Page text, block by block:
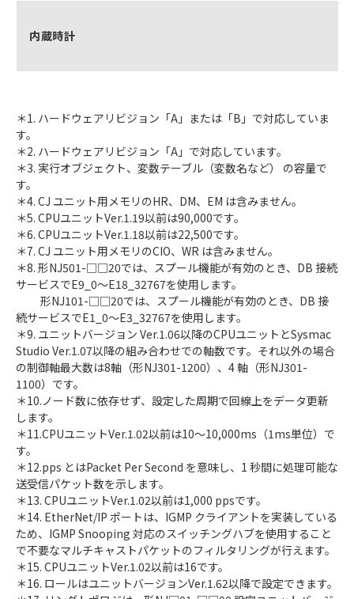
内蔵時計
＊1. ハードウェアリビジョン「A」または「B」で対応していま
す。
＊2. ハードウェアリビジョン「A」で対応しています。
＊3. 実行オブジェクト、変数テーブル（変数名など） の容量で
す。
＊4. CJ ユニット用メモリのHR、DM、EM は含みません。
＊5. CPUユニットVer.1.19以前は90,000です。
＊6. CPUユニットVer.1.18以前は22,500です。
＊7. CJ ユニット用メモリのCIO、WR は含みません。
＊8. 形NJ501-□□20では、スプール機能が有効のとき、DB 接続
サービスでE9_0～E18_32767を使用します。
形NJ101-□□20では、スプール機能が有効のとき、DB 接
続サービスでE1_0～E3_32767を使用します。
＊9. ユニットバージョン Ver.1.06以降のCPUユニットとSysmac
Studio Ver.1.07以降の組み合わせでの軸数です。それ以外の場合
の制御軸最大数は8軸（形NJ301-1200）、4 軸（形NJ301-
1100）です。
＊10.ノード数に依存せず、設定した周期で回線上をデータ更新
します。
＊11.CPUユニットVer.1.02以前は10～10,000ms（1ms単位）で
す。
＊12.pps とはPacket Per Second を意味し、1 秒間に処理可能な
送受信パケット数を示します。
＊13. CPUユニットVer.1.02以前は1,000 ppsです。
＊14. EtherNet/IP ポートは、IGMP クライアントを実装している
ため、IGMP Snooping 対応のスイッチングハブを使用すること
で不要なマルチキャストパケットのフィルタリングが行えます。
＊15. CPUユニットVer.1.02以前は16です。
＊16. ロールはユニットバージョンVer.1.62以降で設定できます。